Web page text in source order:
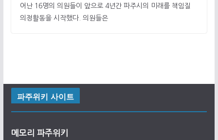
어난 16명의 의원들이 앞으로 4년간 파주시의 미래를 책임질
의정활동을 시작했다. 의원들은
파주위키 사이트
메모리 파주위키